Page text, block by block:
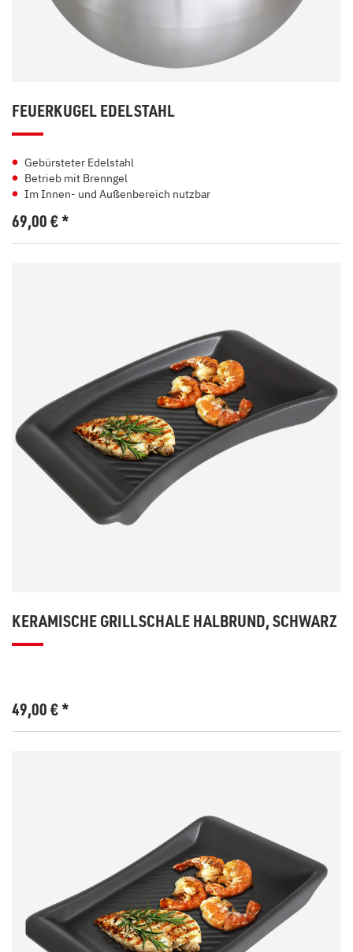
FEUERKUGEL EDELSTAHL
Gebürsteter Edelstahl
Betrieb mit Brenngel
Im Innen- und Außenbereich nutzbar
69,00€*
KERAMISCHE GRILLSCHALE HALBRUND, SCHWARZ
49,00€*